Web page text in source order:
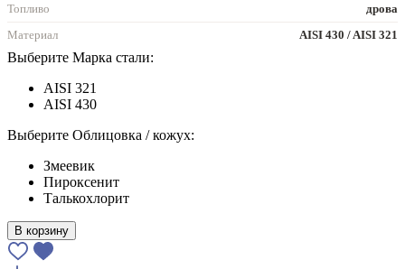
Топливо
дрова
Материал
AISI 430 / AISI 321
Выберите Марка стали:
AISI 321
AISI 430
Выберите Облицовка / кожух:
Змеевик
Пироксенит
Талькохлорит
В корзину